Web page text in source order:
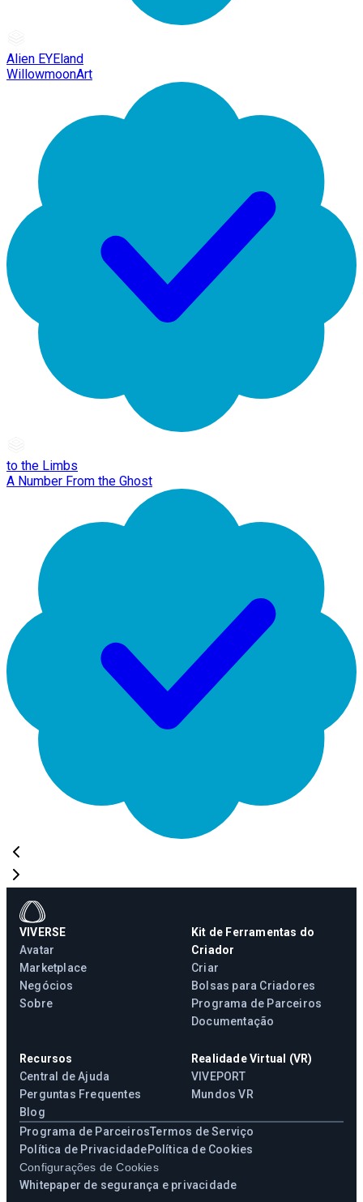
Alien EYEland
WillowmoonArt
to the Limbs
A Number From the Ghost
VIVERSE
Avatar
Marketplace
Negócios
Sobre
Kit de Ferramentas do
Criador
Criar
Bolsas para Criadores
Programa de Parceiros
Documentação
Recursos
Central de Ajuda
Perguntas Frequentes
Blog
Realidade Virtual (VR)
VIVEPORT
Mundos VR
Programa de ParceirosTermos de Serviço
Política de PrivacidadePolítica de Cookies
Configurações de Cookies
Whitepaper de segurança e privacidade